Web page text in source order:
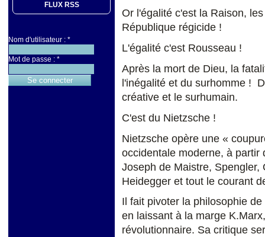
FLUX RSS
Nom d'utilisateur : *
Mot de passe : *
Or l'égalité c'est la Raison,
République régicide !
L'égalité c'est Rousseau !
Après la mort de Dieu, la
l'inégalité et du surhomme !
créative et le surhumain.
C'est du Nietzsche !
Nietzsche opère une «
occidentale moderne, à partir
Joseph de Maistre,
Heidegger et tout le courant
Il fait pivoter la philosophie
en laissant à la marge
révolutionnaire. Sa critique